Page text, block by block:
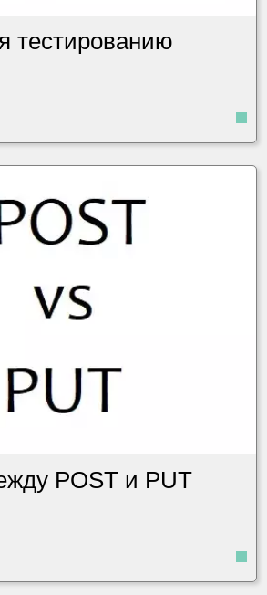
тестированию
POST и PUT